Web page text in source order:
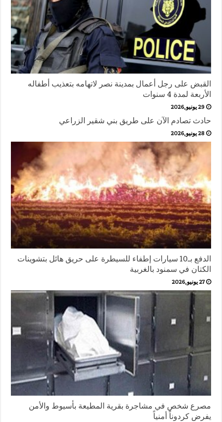
القبض على رجل أعمال بمدينة نصر لاتهامه بتعذيب أطفاله
الأربعة لمدة 4 سنوات
29 يونيو,2026
حادث تصادم الآن على طريق بني شقير الزراعي
28 يونيو,2026
الدفع بـ10 سيارات إطفاء للسيطرة على حريق هائل بتشوينات
الكتان في سمنود بالغربية
27 يونيو,2026
مصرع شخص في مشاجرة بقرية المطيعة بأسيوط والأمن
يفرض كردوناً أمنياً